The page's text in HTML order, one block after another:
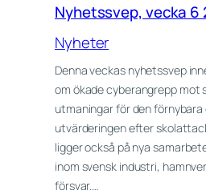
Nyhetssvep, vecka 6
Nyheter
Denna veckas nyhetssvep
om ökade cyberangrepp mot
utmaningar för den förnybara
utvärderingen efter
ligger också på nya
inom svensk industri,
försvar.…